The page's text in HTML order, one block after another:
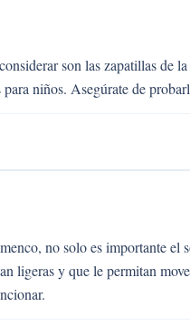
son las zapatillas de
niños. Asegúrate de
no solo es importante
ligeras y que le permitan